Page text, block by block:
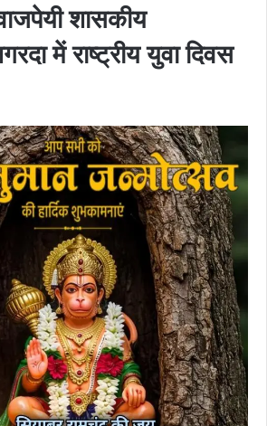
शासकीय
में राष्ट्रीय युवा दिवस